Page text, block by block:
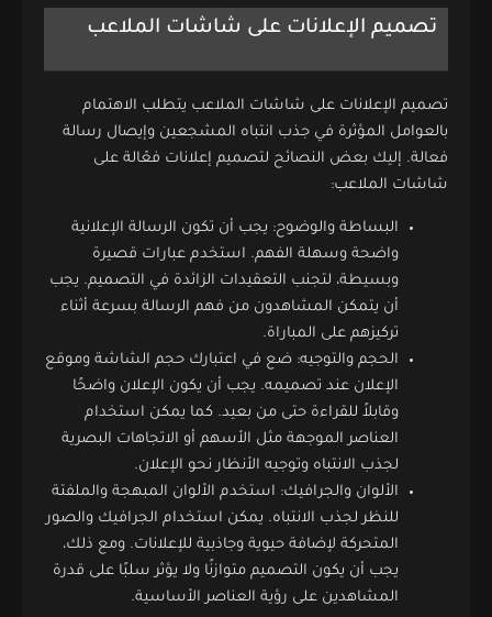
تصميم الإعلانات على شاشات الملاعب
تصميم الإعلانات على شاشات الملاعب يتطلب الاهتمام
بالعوامل المؤثرة في جذب انتباه المشجعين وإيصال رسالة
فعالة. إليك بعض النصائح لتصميم إعلانات فعّالة على
شاشات الملاعب:
البساطة والوضوح: يجب أن تكون الرسالة الإعلانية
واضحة وسهلة الفهم. استخدم عبارات قصيرة
وبسيطة، لتجنب التعقيدات الزائدة في التصميم. يجب
أن يتمكن المشاهدون من فهم الرسالة بسرعة أثناء
تركيزهم على المباراة.
الحجم والتوجيه: ضع في اعتبارك حجم الشاشة وموقع
الإعلان عند تصميمه. يجب أن يكون الإعلان واضحًا
وقابلاً للقراءة حتى من بعيد. كما يمكن استخدام
العناصر الموجهة مثل الأسهم أو الاتجاهات البصرية
لجذب الانتباه وتوجيه الأنظار نحو الإعلان.
الألوان والجرافيك: استخدم الألوان المبهجة والملفتة
للنظر لجذب الانتباه. يمكن استخدام الجرافيك والصور
المتحركة لإضافة حيوية وجاذبية للإعلانات. ومع ذلك،
يجب أن يكون التصميم متوازنًا ولا يؤثر سلبًا على قدرة
المشاهدين على رؤية العناصر الأساسية.